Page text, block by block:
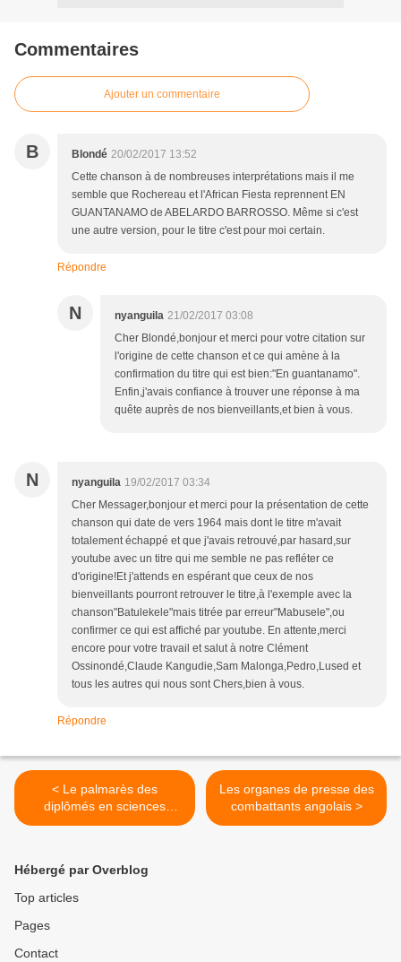
Commentaires
Ajouter un commentaire
B Blondé 20/02/2017 13:52
Cette chanson à de nombreuses interprétations mais il me
semble que Rochereau et l'African Fiesta reprennent EN
GUANTANAMO de ABELARDO BARROSSO. Même si c'est
une autre version, pour le titre c'est pour moi certain.
Répondre
N nyanguila 21/02/2017 03:08
Cher Blondé,bonjour et merci pour votre citation sur
l'origine de cette chanson et ce qui amène à la
confirmation du titre qui est bien:"En guantanamo".
Enfin,j'avais confiance à trouver une réponse à ma
quête auprès de nos bienveillants,et bien à vous.
N nyanguila 19/02/2017 03:34
Cher Messager,bonjour et merci pour la présentation de cette
chanson qui date de vers 1964 mais dont le titre m'avait
totalement échappé et que j'avais retrouvé,par hasard,sur
youtube avec un titre qui me semble ne pas refléter ce
d'origine!Et j'attends en espérant que ceux de nos
bienveillants pourront retrouver le titre,à l'exemple avec la
chanson"Batulekele"mais titrée par erreur"Mabusele",ou
confirmer ce qui est affiché par youtube. En attente,merci
encore pour votre travail et salut à notre Clément
Ossinondé,Claude Kangudie,Sam Malonga,Pedro,Lused et
tous les autres qui nous sont Chers,bien à vous.
Répondre
< Le palmarès des
diplômés en sciences
politiques et administratives
Les organes de presse des
combattants angolais >
Hébergé par Overblog
Top articles
Pages
Contact